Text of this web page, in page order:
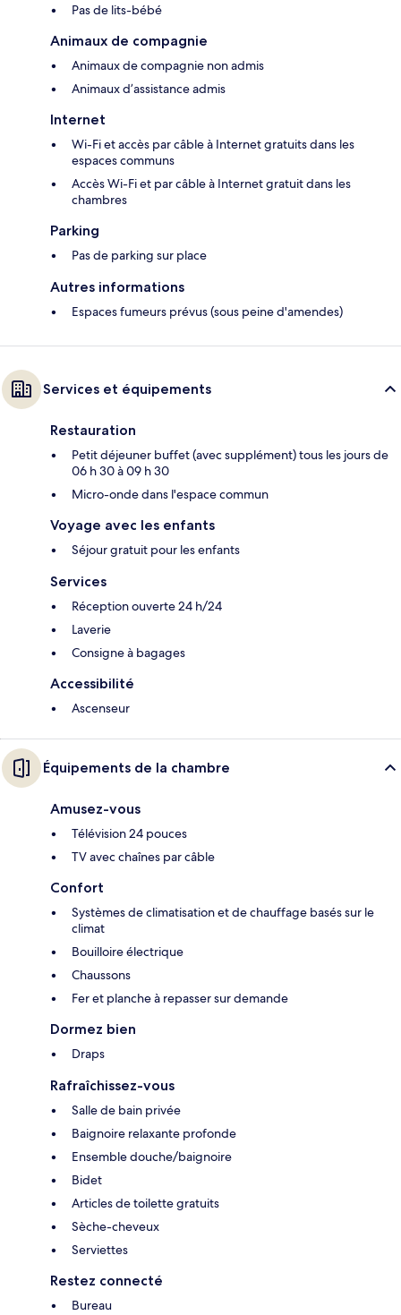
Pas de lits-bébé
Animaux de compagnie
Animaux de compagnie non admis
Animaux d’assistance admis
Internet
Wi-Fi et accès par câble à Internet gratuits dans les
espaces communs
Accès Wi-Fi et par câble à Internet gratuit dans les
chambres
Parking
Pas de parking sur place
Autres informations
Espaces fumeurs prévus (sous peine d'amendes)
Services et équipements
Restauration
Petit déjeuner buffet (avec supplément) tous les jours de
06 h 30 à 09 h 30
Micro-onde dans l'espace commun
Voyage avec les enfants
Séjour gratuit pour les enfants
Services
Réception ouverte 24 h/24
Laverie
Consigne à bagages
Accessibilité
Ascenseur
Équipements de la chambre
Amusez-vous
Télévision 24 pouces
TV avec chaînes par câble
Confort
Systèmes de climatisation et de chauffage basés sur le
climat
Bouilloire électrique
Chaussons
Fer et planche à repasser sur demande
Dormez bien
Draps
Rafraîchissez-vous
Salle de bain privée
Baignoire relaxante profonde
Ensemble douche/baignoire
Bidet
Articles de toilette gratuits
Sèche-cheveux
Serviettes
Restez connecté
Bureau